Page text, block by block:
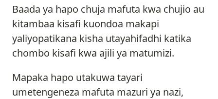
Baada ya hapo chuja mafuta kwa chujio au
kitambaa kisafi kuondoa makapi
yaliyopatikana kisha utayahifadhi katika
chombo kisafi kwa ajili ya matumizi.
Mapaka hapo utakuwa tayari
umetengeneza mafuta mazuri ya nazi,